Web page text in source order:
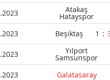
Atakaş
Hatayspor
Beşiktaş 1 :
Yılport
Samsunspor
Galatasaray